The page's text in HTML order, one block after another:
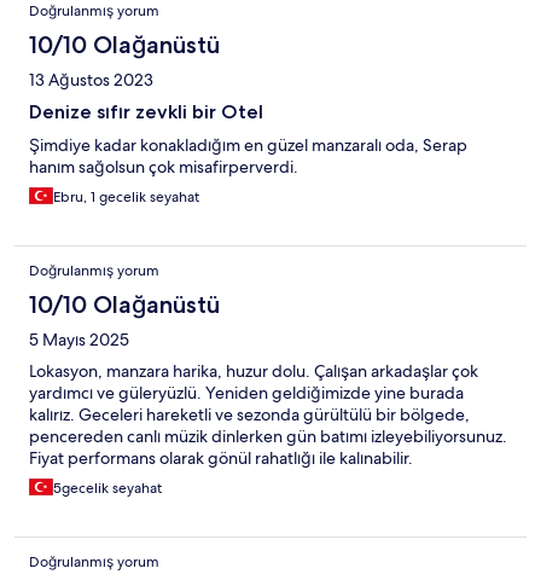
Doğrulanmış yorum
10/10 Olağanüstü
13 Ağustos 2023
Denize sıfır zevkli bir Otel
Şimdiye kadar konakladığım en güzel manzaralı oda, Serap
hanım sağolsun çok misafirperverdi.
Ebru, 1 gecelik seyahat
Doğrulanmış yorum
10/10 Olağanüstü
5 Mayıs 2025
Lokasyon, manzara harika, huzur dolu. Çalışan arkadaşlar çok
yardımcı ve güleryüzlü. Yeniden geldiğimizde yine burada
kalırız. Geceleri hareketli ve sezonda gürültülü bir bölgede,
pencereden canlı müzik dinlerken gün batımı izleyebiliyorsunuz.
Fiyat performans olarak gönül rahatlığı ile kalınabilir.
5gecelik seyahat
Doğrulanmış yorum